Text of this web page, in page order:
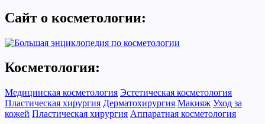
Сайт о косметологии:
Косметология:
Медицинская косметология Эстетическая косметология
Пластическая хирургия Дерматохирургия Макияж Уход за
кожей Пластическая хирургия Аппаратная косметология